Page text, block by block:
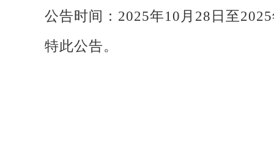
公告时间：2025年10 月 28 日至2025
特此公告。